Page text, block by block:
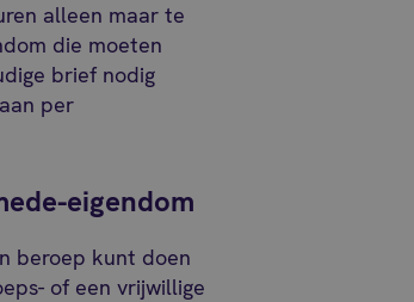
alleen maar te
die moeten
brief nodig
per
eigendom
beroep kunt doen
of een vrijwillige